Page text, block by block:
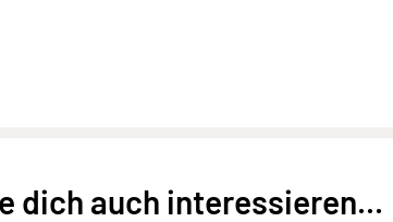
dich auch interessieren...